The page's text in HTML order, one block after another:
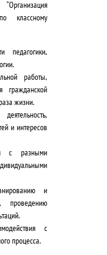
классному
педагогики,
работы,
жизни.
и интересов
с разными
и
проведению
с
процесса.